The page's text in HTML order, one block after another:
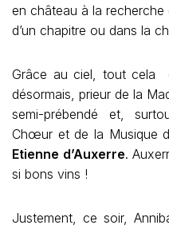
en château à la recherche
d’un chapitre ou dans la
Grâce au ciel, tout cela
désormais, prieur de la
semi-prébendé et,
Chœur et de la Musique
Etienne d’Auxerre.
si bons vins !
Justement, ce soir,